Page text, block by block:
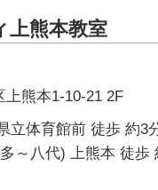
上熊本教室
上熊本1-10-21 2F
立体育館前 徒歩 約3
～八代) 上熊本 徒歩